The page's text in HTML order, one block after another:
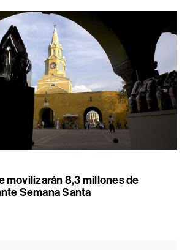
movilizarán 8,3 millones de
Semana Santa